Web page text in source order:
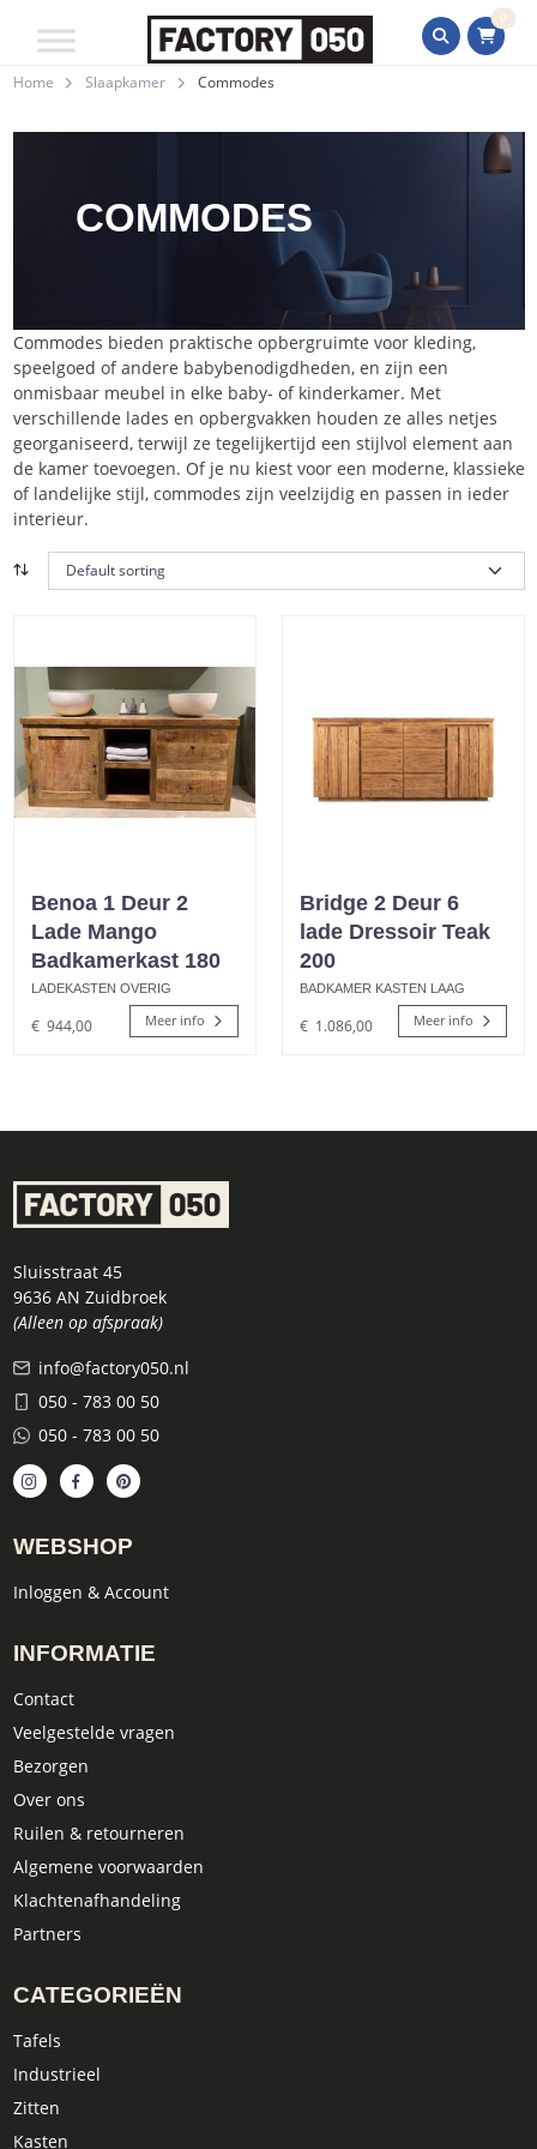
0
Home Slaapkamer Commodes
COMMODES
Commodes bieden praktische opbergruimte voor kleding,
speelgoed of andere babybenodigdheden, en zijn een
onmisbaar meubel in elke baby- of kinderkamer. Met
verschillende lades en opbergvakken houden ze alles netjes
georganiseerd, terwijl ze tegelijkertijd een stijlvol element aan
de kamer toevoegen. Of je nu kiest voor een moderne, klassieke
of landelijke stijl, commodes zijn veelzijdig en passen in ieder
interieur.
Benoa 1 Deur 2
Lade Mango
Badkamerkast 180
LADEKASTEN OVERIG
€ 944,00 Meer info
Bridge 2 Deur 6
lade Dressoir Teak
200
BADKAMER KASTEN LAAG
€ 1.086,00 Meer info
Sluisstraat 45
9636 AN Zuidbroek
(Alleen op afspraak)
info@factory050.nl
050 - 783 00 50
050 - 783 00 50
WEBSHOP
Inloggen & Account
INFORMATIE
Contact
Veelgestelde vragen
Bezorgen
Over ons
Ruilen & retourneren
Algemene voorwaarden
Klachtenafhandeling
Partners
CATEGORIEËN
Tafels
Industrieel
Zitten
Kasten